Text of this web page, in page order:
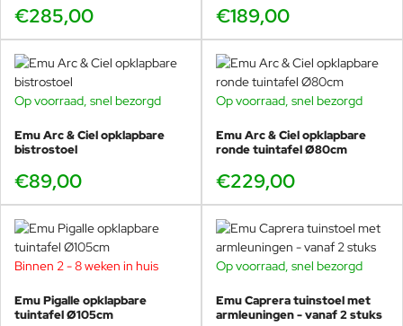
modellen (Ø60 en Ø80) en de opklapbare varianten. Zo kies
je de maat die past bij jouw balkon, tuin of terrasopstelling.
Veurst is wereldwijd EMU specialist
Veurst is de grootste EMU dealer wereldwijden we
leveren vaakhet snelst
door grote voorraad en korte lijnen.
projecten met deadlines.
Ø80cm: hoeveel personen passen
er aan?
De ronde Ø80cm is ontworpen als bistro en dining tafel in
één. In de praktijk zit je er met
2 personen heerlijk ruim, met
3 personen comfortabel
(zeker bij koffie, lunch of borrel),
€285,00 €189,00
Op voorraad, snel bezorgd
Emu Arc & Ciel opklapbare
bistrostoel
€89,00
Op voorraad, snel bezorgd
Emu Arc & Ciel opklapbare
ronde tuintafel Ø80cm
€229,00
Binnen 2 - 8 weken in huis
Emu Pigalle opklapbare
tuintafel Ø105cm
Op voorraad, snel bezorgd
Emu Caprera tuinstoel met
armleuningen - vanaf 2 stuks